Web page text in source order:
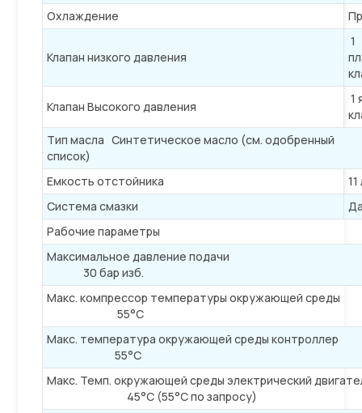
Охлаждение
Клапан низкого давления
1
Клапан Высокого давления
1
Тип масла Синтетическое масло (см. одобренный
список)
Емкость отстойника
Система смазки
Рабочие параметры
Максимальное давление
30 бар изб.
Макс. компрессор температуры
55°С
Макс. температура окружающей среды
55°С
Макс. Темп. окружающей среды электрический
45°C (55°C по запросу)